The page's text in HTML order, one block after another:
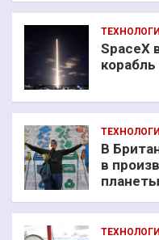
SpaceX
В
в